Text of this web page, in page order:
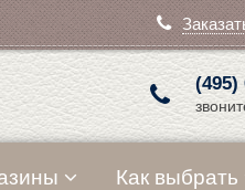
(495)
Как выбрать